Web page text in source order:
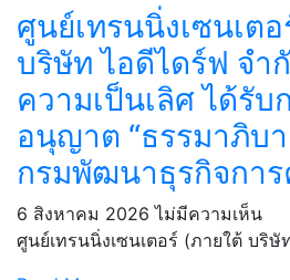
ศูนย์เทรนนิ่งเซนเต
บริษัท ไอดีไดร์ฟ จำ
ความเป็นเลิศ ได้รับ
อนุญาต “ธรรมาภิบ
กรมพัฒนาธุรกิจการ
6 สิงหาคม 2026ไม่มีความเห็น
ศูนย์เทรนนิ่งเซนเตอร์ (ภายใต้ บริ